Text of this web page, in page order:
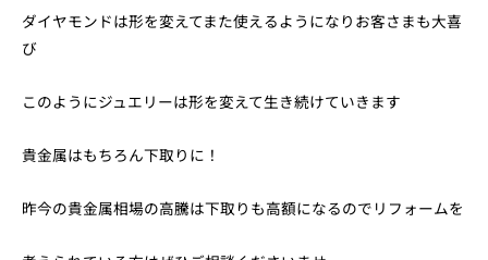
ダイヤモンドは形を変えてまた使えるようになりお客さまも大喜
び
このようにジュエリーは形を変えて生き続けていきます
貴金属はもちろん下取りに！
昨今の貴金属相場の高騰は下取りも高額になるのでリフォームを